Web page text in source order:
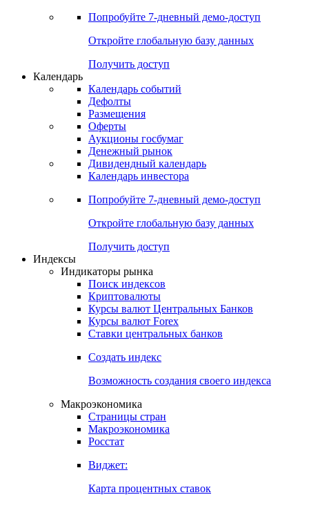
Попробуйте 7-дневный демо-доступ
Откройте глобальную базу данных
Получить доступ
Календарь
Календарь событий
Дефолты
Размещения
Оферты
Аукционы госбумаг
Денежный рынок
Дивидендный календарь
Календарь инвестора
Попробуйте 7-дневный демо-доступ
Откройте глобальную базу данных
Получить доступ
Индексы
Индикаторы рынка
Поиск индексов
Криптовалюты
Курсы валют Центральных Банков
Курсы валют Forex
Ставки центральных банков
Создать индекс
Возможность создания своего индекса
Макроэкономика
Страницы стран
Макроэкономика
Росстат
Виджет:
Карта процентных ставок